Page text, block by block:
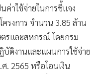
ค่าใช้จ่ายในการชี้แจง
รงการ จำนวน 3.85 ล้าน
รและสหกรณ์ โดยกรม
ติงานและแผนการใช้จ่าย
2565 หรือโอนเงิน